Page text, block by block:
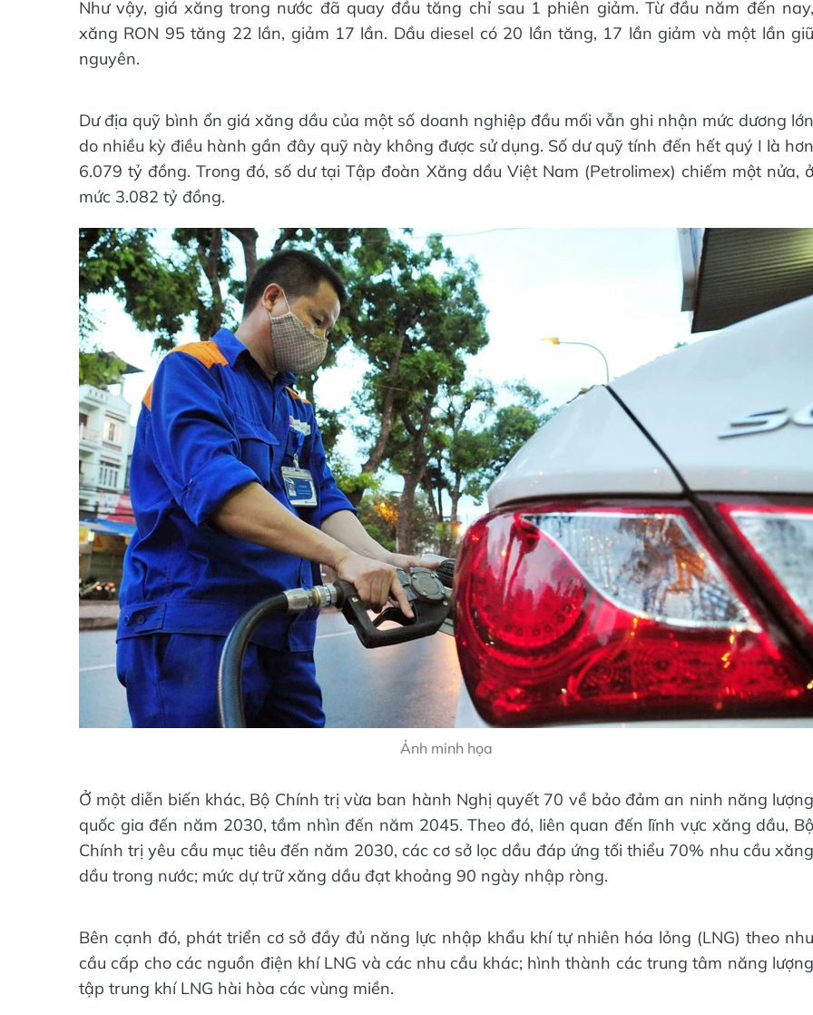
Như vậy, giá xăng trong nước đã quay đầu tăng chỉ sau 1 phiên giảm. Từ đầu năm đến nay,
xăng RON 95 tăng 22 lần, giảm 17 lần. Dầu diesel có 20 lần tăng, 17 lần giảm và một lần giữ
nguyên.
Dư địa quỹ bình ổn giá xăng dầu của một số doanh nghiệp đầu mối vẫn ghi nhận mức dương lớn
do nhiều kỳ điều hành gần đây quỹ này không được sử dụng. Số dư quỹ tính đến hết quý I là hơn
6.079 tỷ đồng. Trong đó, số dư tại Tập đoàn Xăng dầu Việt Nam (Petrolimex) chiếm một nửa, ở
mức 3.082 tỷ đồng.
Ảnh minh họa
Ở một diễn biến khác, Bộ Chính trị vừa ban hành Nghị quyết 70 về bảo đảm an ninh năng lượng
quốc gia đến năm 2030, tầm nhìn đến năm 2045. Theo đó, liên quan đến lĩnh vực xăng dầu, Bộ
Chính trị yêu cầu mục tiêu đến năm 2030, các cơ sở lọc dầu đáp ứng tối thiểu 70% nhu cầu xăng
dầu trong nước; mức dự trữ xăng dầu đạt khoảng 90 ngày nhập ròng.
Bên cạnh đó, phát triển cơ sở đầy đủ năng lực nhập khẩu khí tự nhiên hóa lỏng (LNG) theo nhu
cầu cấp cho các nguồn điện khí LNG và các nhu cầu khác; hình thành các trung tâm năng lượng
tập trung khí LNG hài hòa các vùng miền.